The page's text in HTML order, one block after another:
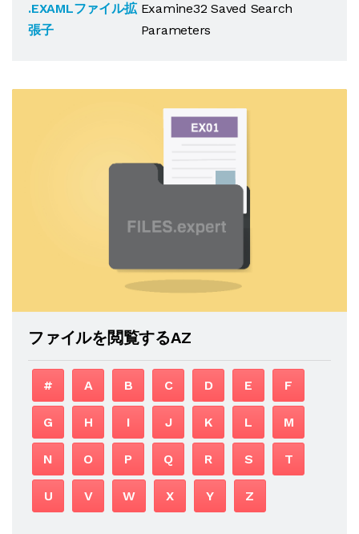
.EXAMLファイル拡
張子
Examine32 Saved Search
Parameters
ファイルを閲覧するAZ
# A B C D E F
G H I J K L M
N O P Q R S T
U V W X Y Z